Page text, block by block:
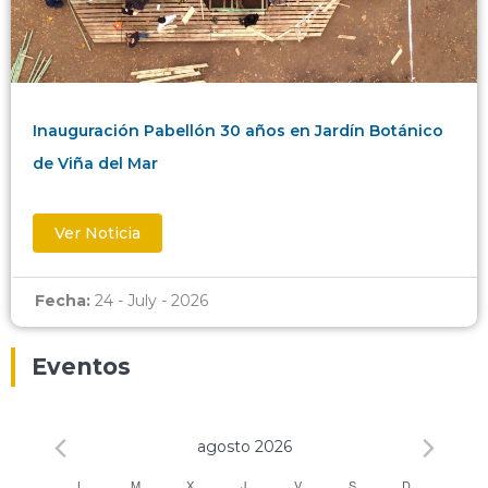
Inauguración Pabellón 30 años en Jardín Botánico
de Viña del Mar
Ver Noticia
Fecha: 24 - July - 2026
Eventos
agosto 2026